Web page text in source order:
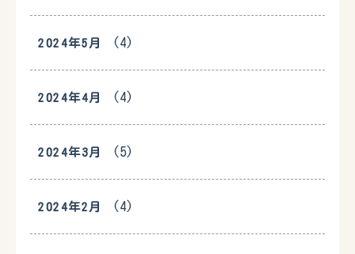
2024年5月 (4)
2024年4月 (4)
2024年3月 (5)
2024年2月 (4)